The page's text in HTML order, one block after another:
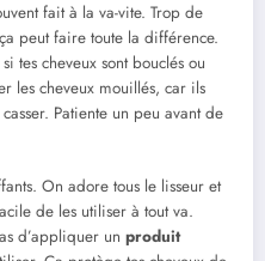
fait à la va-vite. Trop de
peut faire toute la différence.
tes cheveux sont bouclés ou
les cheveux mouillés, car ils
Patiente un peu avant de
On adore tous le lisseur et
de les utiliser à tout va.
d’appliquer un produit